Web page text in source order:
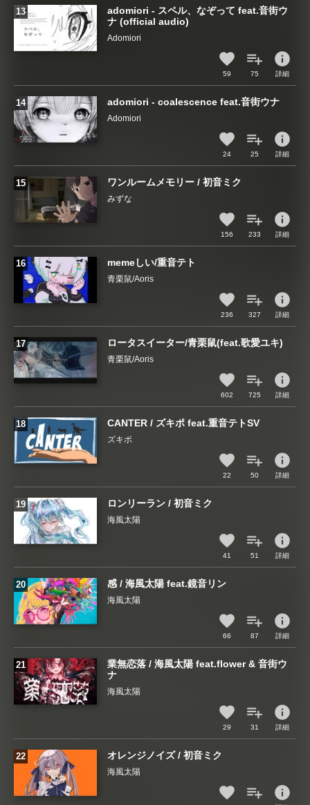
adomiori - スペル、なぞって feat.音街ウ
ナ (official audio)
Adomiori
59 75
info
詳細
adomiori - coalescence feat.音街ウナ
Adomiori
24 25
info
詳細
ワンルームメモリー / 初音ミク
みずな
156 233
info
詳細
memeしい/重音テト
青栗鼠/Aoris
236 327
info
詳細
ロータスイーター/青栗鼠(feat.歌愛ユキ)
青栗鼠/Aoris
602 725
info
詳細
CANTER / ズキポ feat.重音テトSV
ズキポ
22 50
info
詳細
ロンリーラン / 初音ミク
海風太陽
41 51
info
詳細
感 / 海風太陽 feat.鏡音リン
海風太陽
66 87
info
詳細
業無恋落 / 海風太陽 feat.flower & 音街ウ
ナ
海風太陽
29 31
info
詳細
オレンジノイズ / 初音ミク
海風太陽
info